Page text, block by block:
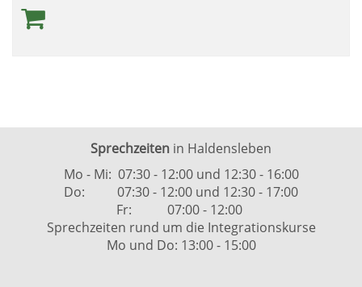
Sprechzeiten in Haldensleben
Mo - Mi: 07:30 - 12:00 und 12:30 - 16:00
Do: 07:30 - 12:00 und 12:30 - 17:00
Fr: 07:00 - 12:00
Sprechzeiten rund um die Integrationskurse
Mo und Do: 13:00 - 15:00